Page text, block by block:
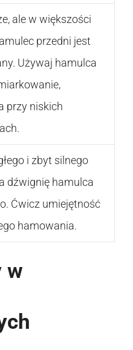
ale w większości
przedni jest
Używaj hamulca
przy niskich
i zbyt silnego
dźwignię hamulca
Ćwicz umiejętność
hamowania.
w